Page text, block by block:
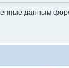
данным